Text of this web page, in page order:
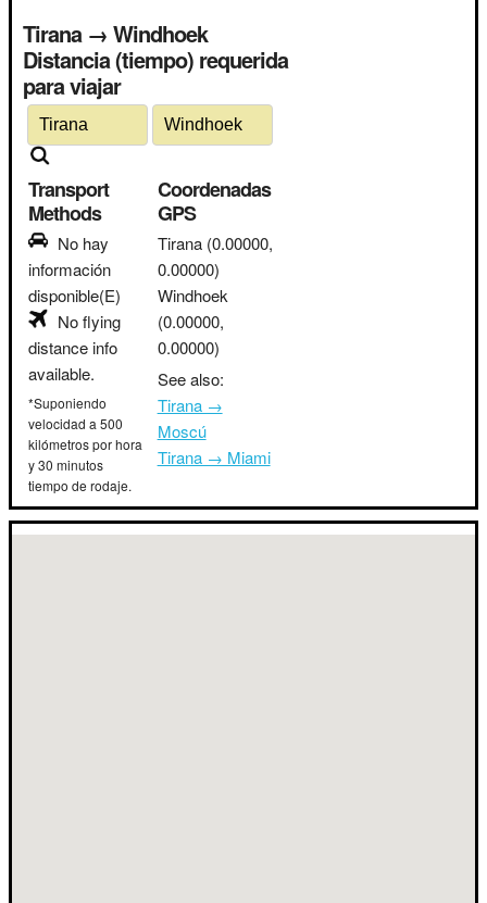
Tirana → Windhoek
Distancia (tiempo) requerida
para viajar
Transport
Methods
No hay
información
disponible(E)
No flying
distance info
available.
*Suponiendo
velocidad a 500
kilómetros por hora
y 30 minutos
tiempo de rodaje.
Coordenadas
GPS
Tirana (0.00000,
0.00000)
Windhoek
(0.00000,
0.00000)
See also:
Tirana →
Moscú
Tirana → Miami